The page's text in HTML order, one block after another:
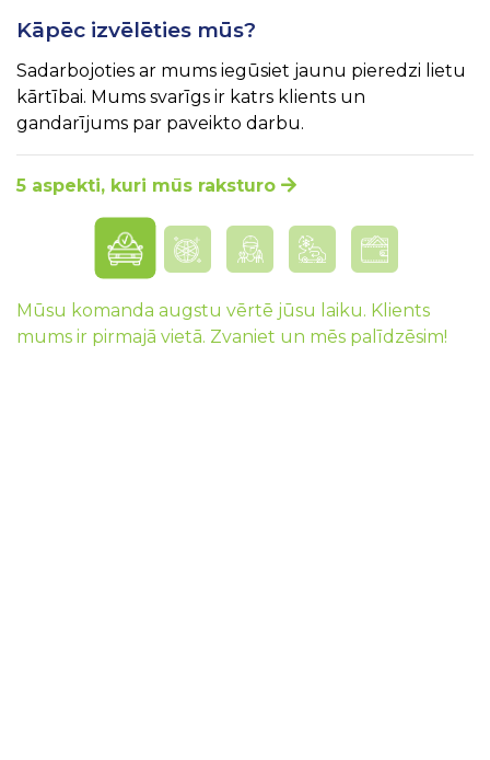
Kāpēc izvēlēties mūs?
Sadarbojoties ar mums iegūsiet jaunu pieredzi lietu
kārtībai. Mums svarīgs ir katrs klients un
gandarījums par paveikto darbu.
5 aspekti, kuri mūs raksturo
Mūsu komanda augstu vērtē jūsu laiku. Klients
mums ir pirmajā vietā. Zvaniet un mēs palīdzēsim!